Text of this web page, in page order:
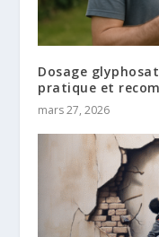
Dosage
pratique et
mars 27, 2026